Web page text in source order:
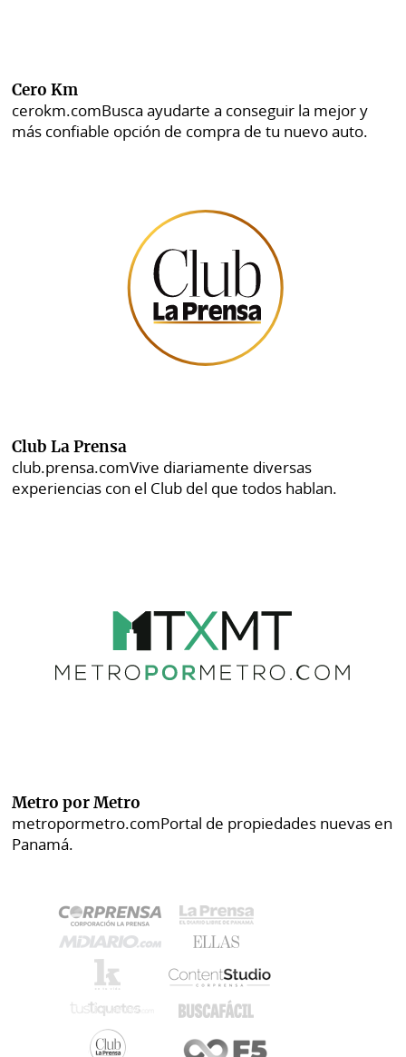
Cero Km
cerokm.comBusca ayudarte a conseguir la mejor y
más confiable opción de compra de tu nuevo auto.
Club La Prensa
club.prensa.comVive diariamente diversas
experiencias con el Club del que todos hablan.
Metro por Metro
metropormetro.comPortal de propiedades nuevas en
Panamá.